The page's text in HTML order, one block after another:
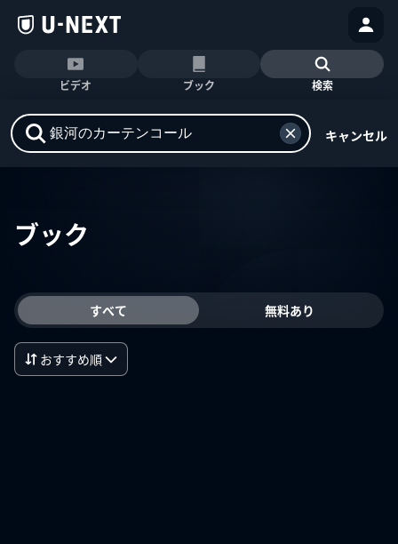
ビデオ ブック 検索
キャンセル
ブック
すべて 無料あり
おすすめ順